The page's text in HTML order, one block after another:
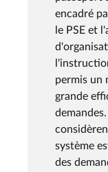
encadré
le PSE et
permis un
grande
système
des